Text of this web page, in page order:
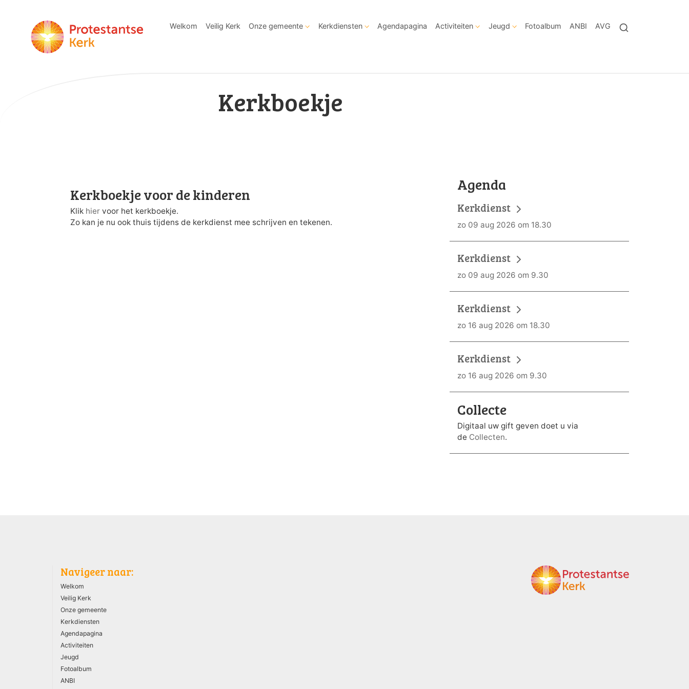
Welkom Veilig Kerk Onze gemeente Kerkdiensten Agendapagina Activiteiten Jeugd Fotoalbum ANBI AVG
Kerkboekje
Kerkboekje voor de kinderen
Klik hier voor het kerkboekje.
Zo kan je nu ook thuis tijdens de kerkdienst mee schrijven en tekenen.
Agenda
Kerkdienst
zo 09 aug 2026 om 18.30
Kerkdienst
zo 09 aug 2026 om 9.30
Kerkdienst
zo 16 aug 2026 om 18.30
Kerkdienst
zo 16 aug 2026 om 9.30
Collecte
Digitaal uw gift geven doet u via
de Collecten.
Navigeer naar:
Welkom
Veilig Kerk
Onze gemeente
Kerkdiensten
Agendapagina
Activiteiten
Jeugd
Fotoalbum
ANBI